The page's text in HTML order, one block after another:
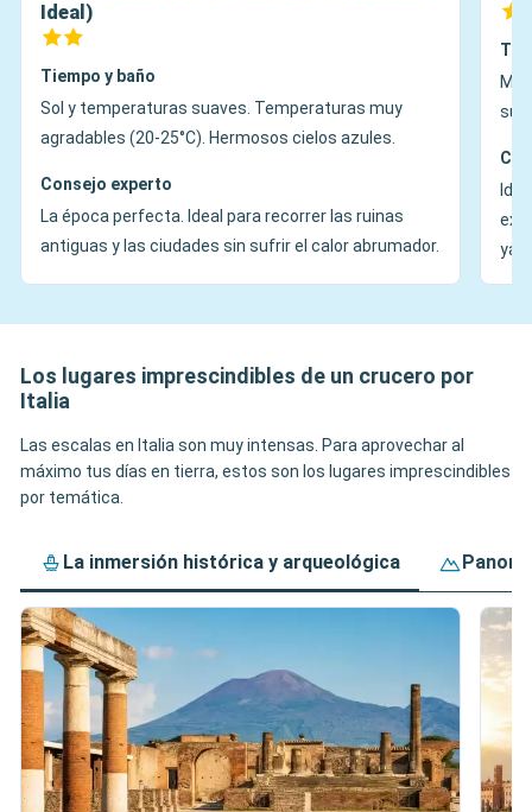
Ideal)
Tiempo y baño
Sol y temperaturas suaves. Temperaturas muy
agradables (20-25°C). Hermosos cielos azules.
Consejo experto
La época perfecta. Ideal para recorrer las ruinas
antiguas y las ciudades sin sufrir el calor abrumador.
Los lugares imprescindibles de un crucero por
Italia
Las escalas en Italia son muy intensas. Para aprovechar al
máximo tus días en tierra, estos son los lugares imprescindibles
por temática.
La inmersión histórica y arqueológica